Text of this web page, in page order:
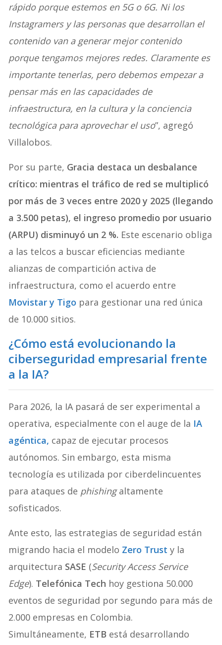
rápido porque estemos en 5G o 6G. Ni los
Instagramers y las personas que desarrollan el
contenido van a generar mejor contenido
porque tengamos mejores redes. Claramente es
importante tenerlas, pero debemos empezar a
pensar más en las capacidades de
infraestructura, en la cultura y la conciencia
tecnológica para aprovechar el uso”, agregó
Villalobos.
Por su parte, Gracia destaca un desbalance
crítico: mientras el tráfico de red se multiplicó
por más de 3 veces entre 2020 y 2025 (llegando
a 3.500 petas), el ingreso promedio por usuario
(ARPU) disminuyó un 2 %. Este escenario obliga
a las telcos a buscar eficiencias mediante
alianzas de compartición activa de
infraestructura, como el acuerdo entre
Movistary Tigo para gestionar una red única
de 10.000 sitios.
¿Cómo está evolucionando la
ciberseguridad empresarial frente
a la IA?
Para 2026, la IA pasará de ser experimental a
operativa, especialmente con el auge de la IA
agéntica, capaz de ejecutar procesos
autónomos. Sin embargo, esta misma
tecnología es utilizada por ciberdelincuentes
para ataques de phishingaltamente
sofisticados.
Ante esto, las estrategias de seguridad están
migrando hacia el modelo Zero Trust y la
arquitectura SASE (Security Access Service
Edge). Telefónica Tech hoy gestiona 50.000
eventos de seguridad por segundo para más de
2.000 empresas en Colombia.
Simultáneamente, ETB está desarrollando